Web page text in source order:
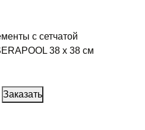
Заказать